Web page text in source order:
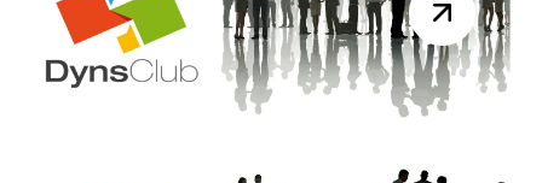
Résumé Vidéo de la session du 19 mai
2026Lire la suite